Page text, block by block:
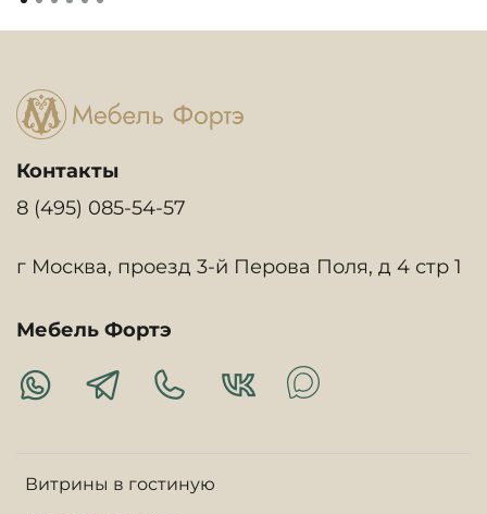
Витрины в гостиную
Контакты
8 (495) 085-54-57
г Москва, проезд 3-й Перова Поля, д 4 стр 1
Мебель Фортэ